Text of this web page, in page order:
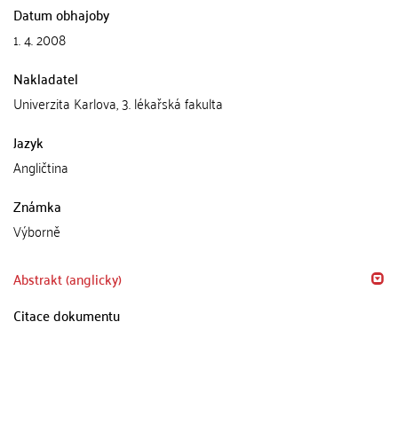
Datum obhajoby
1. 4. 2008
Nakladatel
Univerzita Karlova, 3. lékařská fakulta
Jazyk
Angličtina
Známka
Výborně
Abstrakt (anglicky)
Citace dokumentu